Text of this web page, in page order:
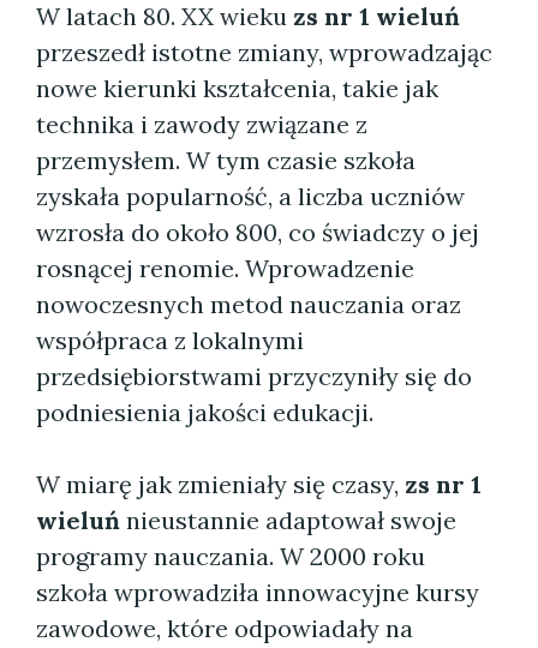
W latach 80. XX wieku zs nr 1 wieluń
przeszedł istotne zmiany, wprowadzając
nowe kierunki kształcenia, takie jak
technika i zawody związane z
przemysłem. W tym czasie szkoła
zyskała popularność, a liczba uczniów
wzrosła do około 800, co świadczy o jej
rosnącej renomie. Wprowadzenie
nowoczesnych metod nauczania oraz
współpraca z lokalnymi
przedsiębiorstwami przyczyniły się do
podniesienia jakości edukacji.
W miarę jak zmieniały się czasy, zs nr 1
wieluń nieustannie adaptował swoje
programy nauczania. W 2000 roku
szkoła wprowadziła innowacyjne kursy
zawodowe, które odpowiadały na